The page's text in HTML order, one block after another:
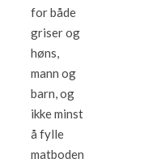
for både
griser og
høns,
mann og
barn, og
ikke minst
å fylle
matboden